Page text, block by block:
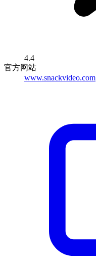
4.4
官方网站
www.snackvideo.com